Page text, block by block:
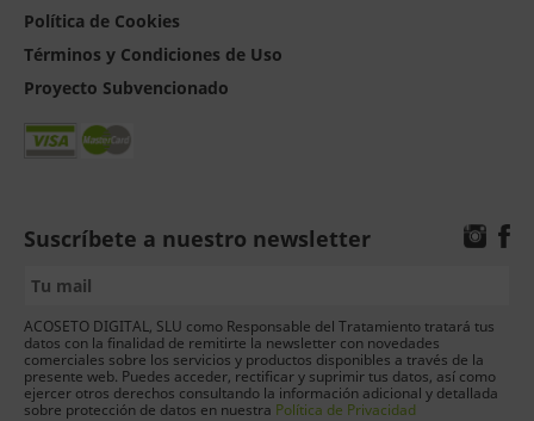
Política de Cookies
Términos y Condiciones de Uso
Proyecto Subvencionado
Suscríbete a nuestro newsletter
ACOSETO DIGITAL, SLU como Responsable del Tratamiento tratará tus
datos con la finalidad de remitirte la newsletter con novedades
comerciales sobre los servicios y productos disponibles a través de la
presente web. Puedes acceder, rectificar y suprimir tus datos, así como
ejercer otros derechos consultando la información adicional y detallada
sobre protección de datos en nuestra Política de Privacidad